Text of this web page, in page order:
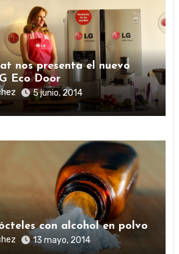
nos presenta el nuevo
Eco Door
5 junio, 2014
con alcohol en polvo
13 mayo, 2014